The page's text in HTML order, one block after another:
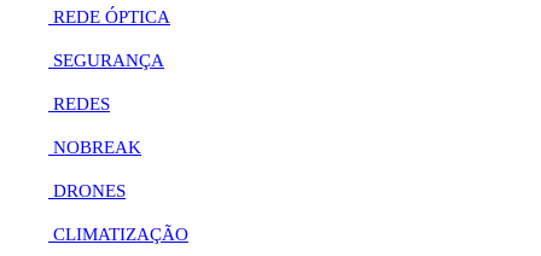
REDE ÓPTICA
SEGURANÇA
REDES
NOBREAK
DRONES
CLIMATIZAÇÃO